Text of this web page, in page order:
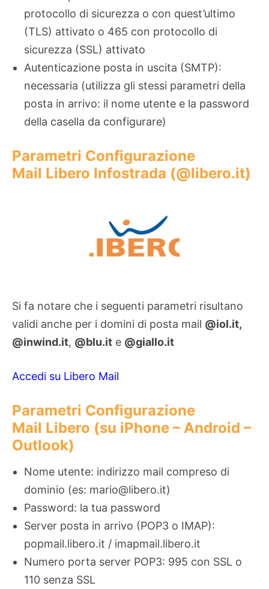
protocollo di sicurezza o con quest’ultimo
(TLS) attivato o 465 con protocollo di
sicurezza (SSL) attivato
Autenticazione posta in uscita (SMTP):
necessaria (utilizza gli stessi parametri della
posta in arrivo: il nome utente e la password
della casella da configurare)
Parametri Configurazione
Mail Libero Infostrada (@libero.it)
Si fa notare che i seguenti parametri risultano
validi anche per i domini di posta mail @iol.it,
@inwind.it, @blu.it e @giallo.it
Accedi su Libero Mail
Parametri Configurazione
Mail Libero (su iPhone – Android –
Outlook)
Nome utente: indirizzo mail compreso di
dominio (es: mario@libero.it)
Password: la tua password
Server posta in arrivo (POP3 o IMAP):
popmail.libero.it / imapmail.libero.it
Numero porta server POP3: 995 con SSL o
110 senza SSL